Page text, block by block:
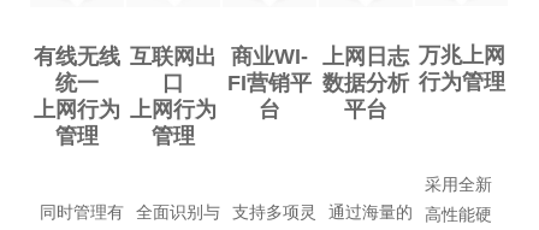
有线无线
统一
上网行为
管理
同时管理有
互联网出
口
上网行为
管理
全面识别与
商业WI-
FI营销平
台
支持多项灵
上网日志
数据分析
平台
通过海量的
万兆上网
行为管理
采用全新
高性能硬